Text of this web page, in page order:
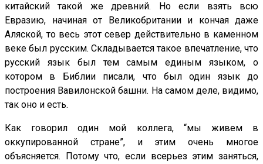
китайский такой же древний. Но если взять всю
Евразию, начиная от Великобритании и кончая даже
Аляской, то весь этот север действительно в каменном
веке был русским. Складывается такое впечатление, что
русский язык был тем самым единым языком, о
котором в Библии писали, что был один язык до
построения Вавилонской башни. На самом деле, видимо,
так оно и есть.
Как говорил один мой коллега, “мы живем в
оккупированной стране”, и этим очень многое
объясняется. Потому что, если всерьез этим заняться,